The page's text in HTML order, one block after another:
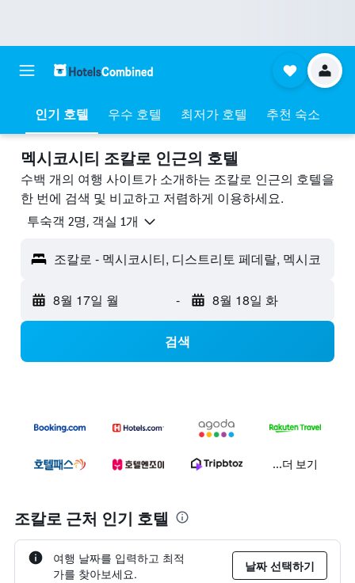
인기 호텔 우수 호텔 최저가 호텔 추천 숙소
멕시코시티 조칼로 ​인근의 호텔
수백 개의 여행 사이트가 소개하는 조칼로 인근의 호텔을
한 번에 검색 및 비교하고 저렴하게 이용하세요.
​투숙객 2​명, ​객실 1개
조칼로 - 멕시코시티, 디스트리토 페데랄, 멕시코
8월 17일 월 - 8월 18일 화
검색
...더 보기
조칼로 근처 인기 호텔
여행 날짜를 입력하고 최적
가를 찾아보세요.
날짜 선택하기